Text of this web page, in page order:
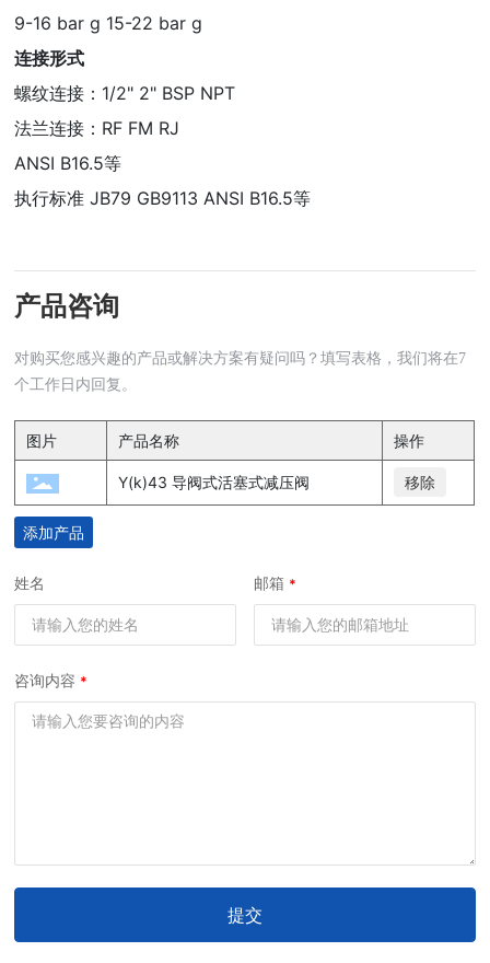
9-16 bar g 15-22 bar g
连接形式
螺纹连接：1/2" 2" BSP NPT
法兰连接：RF FM RJ
ANSI B16.5等
执行标准 JB79 GB9113 ANSI B16.5等
产品咨询
对购买您感兴趣的产品或解决方案有疑问吗？填写表格，我们将在7
个工作日内回复。
图片 产品名称 操作
Y(k)43 导阀式活塞式减压阀 移除
添加产品
姓名 邮箱
咨询内容
提交